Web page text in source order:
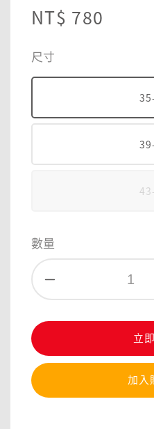
Regular
NT$ 780
尺寸
數量
立
加入